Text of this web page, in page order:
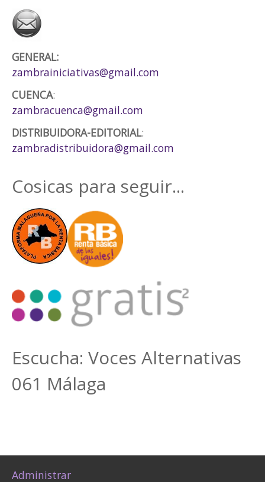
GENERAL:
zambrainiciativas@gmail.com
CUENCA:
zambracuenca@gmail.com
DISTRIBUIDORA-EDITORIAL:
zambradistribuidora@gmail.com
Cosicas para seguir...
Escucha: Voces Alternativas
061 Málaga
Administrar